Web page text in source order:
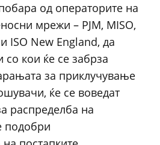
од операторите на
мрежи – PJM, MISO,
и ISO New England, да
кои ќе се забрза
за приклучување
ќе се воведат
распределба на
подобри